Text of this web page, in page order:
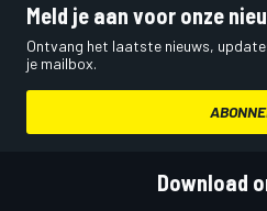
Meld je aan voor onze
Ontvang het laatste nieuws,
je mailbox.
Download